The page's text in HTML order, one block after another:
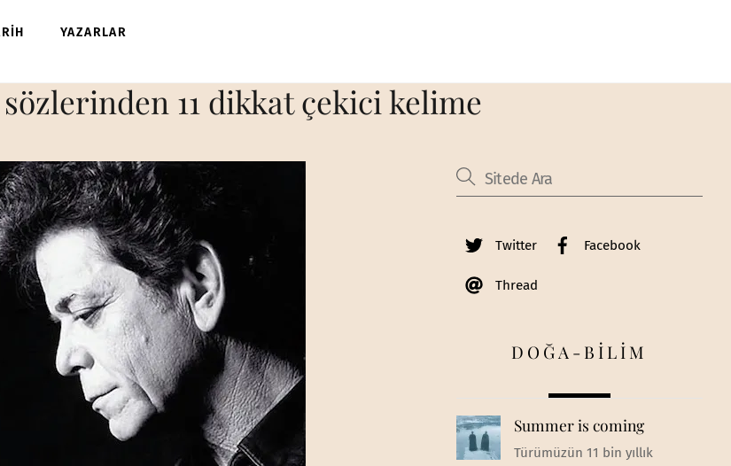
YAZARLAR
sözlerinden 11 dikkat çekici kelime
Twitter Facebook
Thread
DOĞA-BİLİM
Summer is coming
Türümüzün 11 bin yıllık